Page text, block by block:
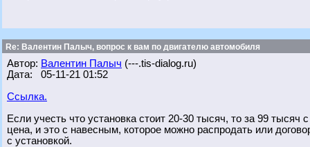
Re: Валентин Палыч, вопрос к вам по двигателю автомобиля
Автор: Валентин Палыч (---.tis-dialog.ru)
Дата: 05-11-21 01:52
Ссылка.
Если учесть что установка стоит 20-30 тысяч, то за 99 тысяч
цена, и это с навесным, которое можно распродать или
с установкой.